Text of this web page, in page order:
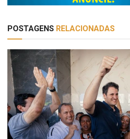
POSTAGENS RELACIONADAS